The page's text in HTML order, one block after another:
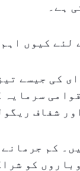
ہے۔
لئے کیوں
کی جیسے
شفاف
کم
کو